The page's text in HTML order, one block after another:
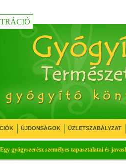
ÚJDONSÁGOK ÜZLETSZABÁLYZAT
gyógyszerész személyes tapasztalatai és